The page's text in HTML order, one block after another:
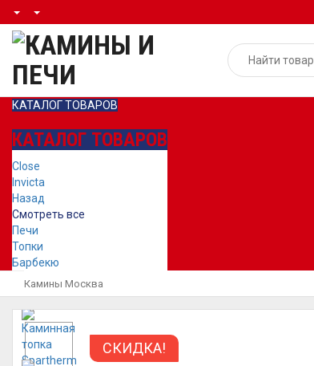
КАТАЛОГ ТОВАРОВ
КАТАЛОГ ТОВАРОВ
Close
Invicta
Назад
Смотреть все
Печи
Топки
Барбекю
Камины Москва
СКИДКА!